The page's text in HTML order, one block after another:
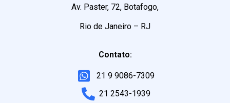
Av. Paster, 72, Botafogo,
Rio de Janeiro – RJ
Contato:
21 9 9086-7309
21 2543-1939